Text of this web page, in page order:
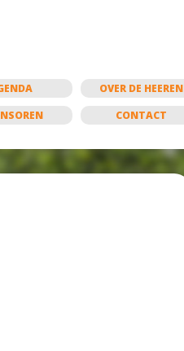
OVER DE HEEREN
CONTACT